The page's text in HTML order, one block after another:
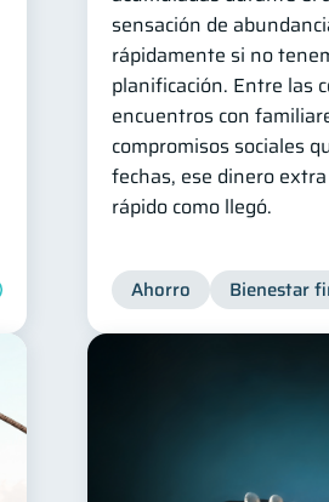
sensación de
rápidamente si no
planificación. Entre las
encuentros con
compromisos sociales
fechas, ese dinero
rápido como llegó.
Ahorro Bienestar